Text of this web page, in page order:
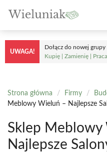
treści
UWAGA!
Dołącz do nowej grupy
Kupię | Zamienię | Praca
Strona główna / Firmy /
Meblowy Wieluń – Najlepsze
Sklep Meblowy
Najlepsze